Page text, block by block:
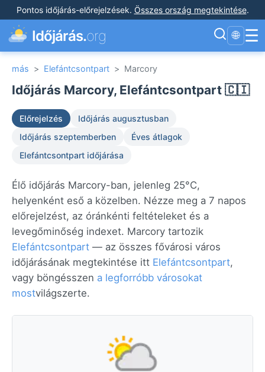
Pontos időjárás-előrejelzések. Összes ország megtekintése.
Időjárás.org 🌐 ☰
más > Elefántcsontpart > Marcory
Időjárás Marcory, Elefántcsontpart 🇨🇮
Előrejelzés
Időjárás augusztusban
Időjárás szeptemberben
Éves átlagok
Elefántcsontpart időjárása
Élő időjárás Marcory-ban, jelenleg 25°C,
helyenként eső a közelben. Nézze meg a 7 napos
előrejelzést, az óránkénti feltételeket és a
levegőminőség indexet. Marcory tartozik
Elefántcsontpart — az összes fővárosi város
időjárásának megtekintése itt Elefántcsontpart,
vagy böngésszen a legforróbb városokat
mostvilágszerte.